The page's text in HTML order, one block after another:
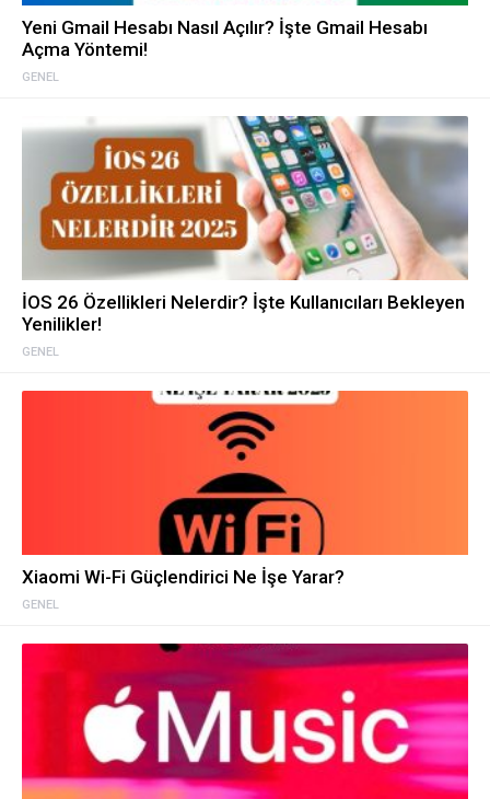
GENEL
Yeni Gmail Hesabı Nasıl Açılır? İşte Gmail Hesabı
Açma Yöntemi!
GENEL
İOS 26 Özellikleri Nelerdir? İşte Kullanıcıları Bekleyen
Yenilikler!
GENEL
Xiaomi Wi-Fi Güçlendirici Ne İşe Yarar?